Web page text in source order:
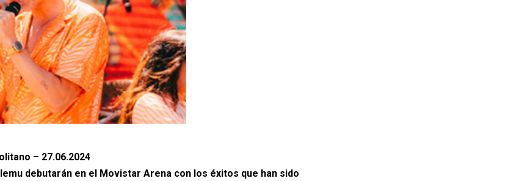
– 27.06.2024
debutarán en el Movistar Arena con los éxitos que han sido